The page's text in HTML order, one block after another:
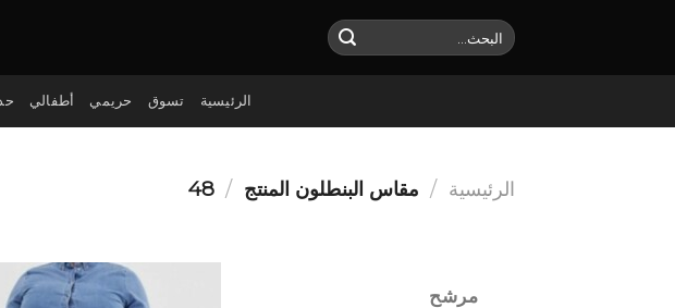
البحث
عن:
الرئيسية تسوق حريمي أطفالي
الرئيسية / مقاس البنطلون المنتج /
48
مرشح